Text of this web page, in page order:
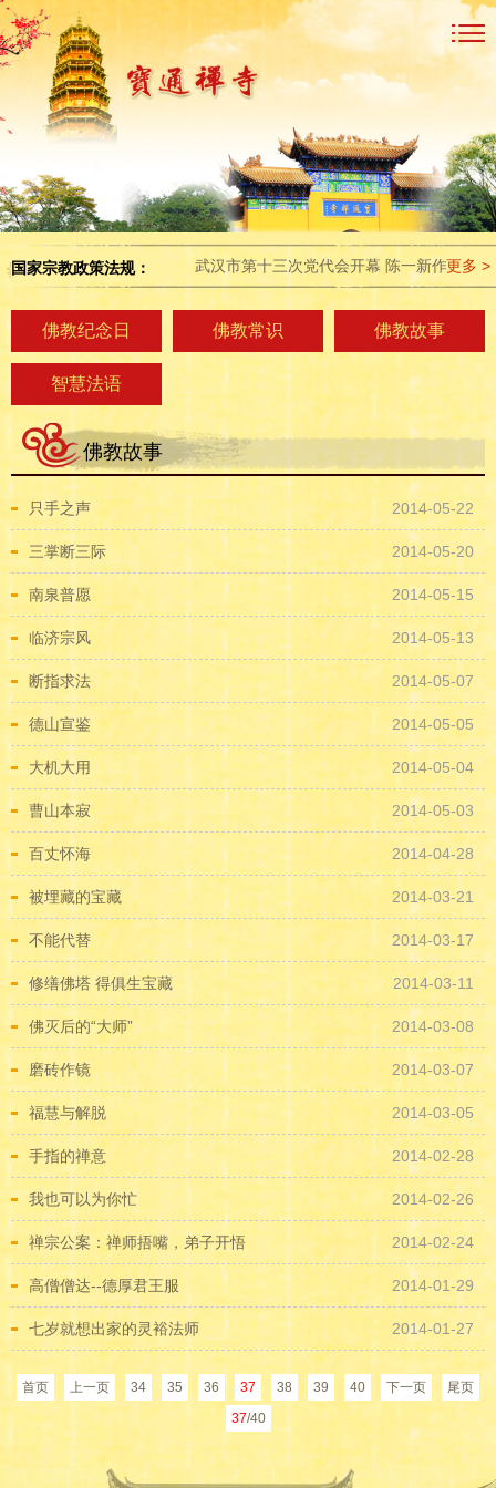
国家宗教政策法规： 更多 >
武汉市第十三次党代会开幕 陈一新作工作报告
佛教纪念日 佛教常识 佛教故事
智慧法语
佛教故事
只手之声 2014-05-22
三掌断三际 2014-05-20
南泉普愿 2014-05-15
临济宗风 2014-05-13
断指求法 2014-05-07
德山宣鉴 2014-05-05
大机大用 2014-05-04
曹山本寂 2014-05-03
百丈怀海 2014-04-28
被埋藏的宝藏 2014-03-21
不能代替 2014-03-17
修缮佛塔 得俱生宝藏 2014-03-11
佛灭后的“大师” 2014-03-08
磨砖作镜 2014-03-07
福慧与解脱 2014-03-05
手指的禅意 2014-02-28
我也可以为你忙 2014-02-26
禅宗公案：禅师捂嘴，弟子开悟 2014-02-24
高僧僧达--德厚君王服 2014-01-29
七岁就想出家的灵裕法师 2014-01-27
首页 上一页 34 35 36 37 38 39 40 下一页
尾页
37/40